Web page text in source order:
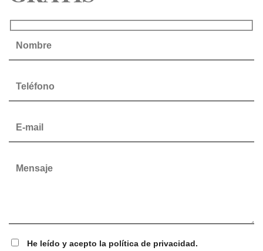
He leído y acepto la política de privacidad.